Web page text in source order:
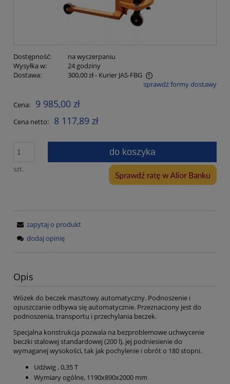
Dostępność:
na wyczerpaniu
Wysyłka w:
24 godziny
Dostawa:
300,00 zł- Kurier JAS-FBG
Cena nie zawiera ewentualnych kosztów płatnościsprawdź formy dostawy
Cena: 9 985,00 zł
Cena netto: 8 117,89 zł
szt.
do koszyka
zapytaj o produkt
dodaj opinię
Opis
Wózek do beczek masztowy automatyczny. Podnoszenie i
opuszczanie odbywa się automatycznie. Przeznaczony jest do
podnoszenia, transportu i przechylania beczek.
Specjalna konstrukcja pozwala na bezproblemowe uchwycenie
beczki stalowej standardowej (200 l), jej podniesienie do
wymaganej wysokości, tak jak pochylenie i obrót o 180 stopni.
Udźwig , 0,35 T
Wymiary ogólne, 1190х890х2000 mm